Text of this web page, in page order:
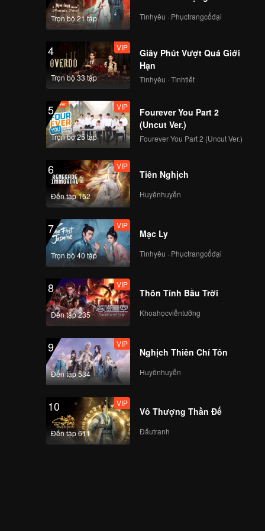
VIP
You Sure Me Tour
Ep4_04.mp4
You Sure Me Tour
Ep4_04.mp4
VIP
Trọn bộ 21 tập Tìnhyêu · Phụctrangcổđại
4
Trọn bộ 33 tập
VIP
Giây Phút Vượt Quá Giới
Hạn
Tìnhyêu · Tìnhtiết
5
Trọn bộ 25 tập
VIP
Fourever You Part 2
(Uncut Ver.)
Fourever You Part 2 (Uncut Ver.)
6
Đến tập 152
VIP
Tiên Nghịch
Huyềnhuyễn
7
Trọn bộ 40 tập
VIP
Mạc Ly
Tìnhyêu · Phụctrangcổđại
8
Đến tập 235
VIP
Thôn Tính Bầu Trời
Khoahọcviễntưởng
9
Đến tập 534
VIP
Nghịch Thiên Chí Tôn
Huyềnhuyễn
10
Đến tập 611
VIP
Vô Thượng Thần Đế
Đấutranh